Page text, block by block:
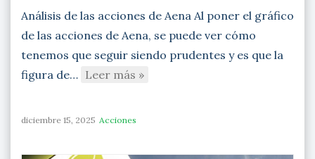
Análisis de las acciones de Aena Al poner el gráfico
de las acciones de Aena, se puede ver cómo
tenemos que seguir siendo prudentes y es que la
figura de… Leer más »
diciembre 15, 2025 Acciones